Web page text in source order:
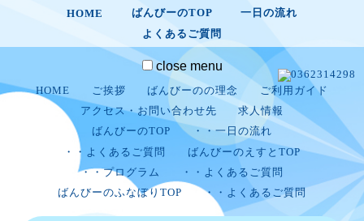
HOME ばんびーのTOP
一日の流れ
よくあるご質問
close menu
HOME ご挨拶 ばんびーのの理念
ご利用ガイド
アクセス・お問い合わせ先
求人情報
ばんびーのTOP
・・一日の流れ
・・よくあるご質問
ばんびーのえすとTOP
・・プログラム
・・よくあるご質問
ばんびーのふなぼりTOP
・・よくあるご質問